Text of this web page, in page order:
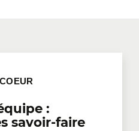
:
savoir-faire